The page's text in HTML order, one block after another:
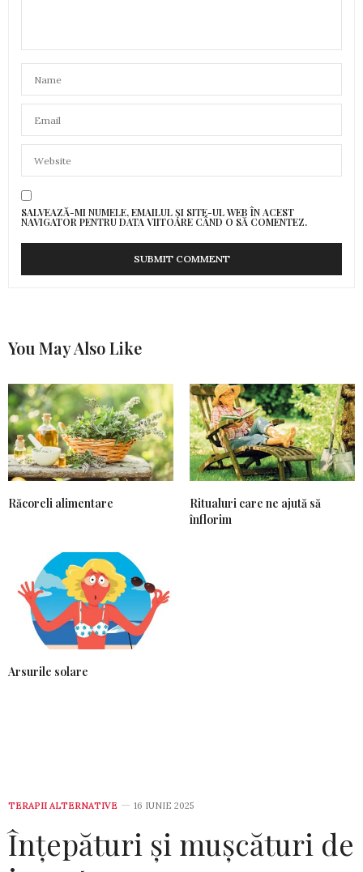
SALVEAZĂ-MI NUMELE, EMAILUL ȘI SITE-UL WEB ÎN ACEST
NAVIGATOR PENTRU DATA VIITOARE CÂND O SĂ COMENTEZ.
You May Also Like
Răcoreli alimentare
Ritualuri care ne ajută să
înflorim
Arsurile solare
TERAPII ALTERNATIVE 16 IUNIE 2025
Înțepături și mușcături de